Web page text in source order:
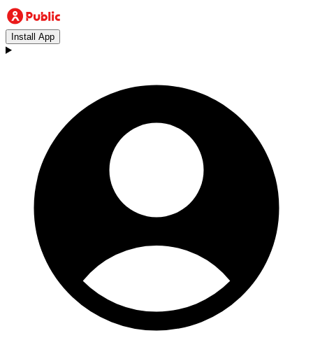
Install App